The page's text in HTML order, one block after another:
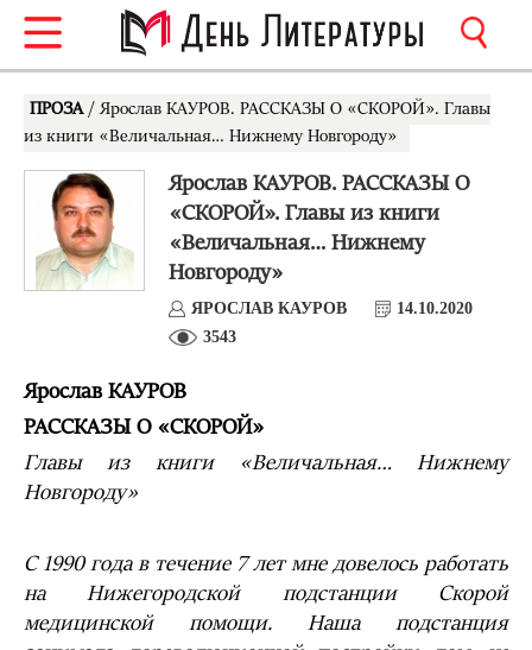
ПРОЗА / Ярослав КАУРОВ. РАССКАЗЫ О «СКОРОЙ». Главы
из книги «Величальная… Нижнему Новгороду»
Ярослав КАУРОВ. РАССКАЗЫ О
«СКОРОЙ». Главы из книги
«Величальная… Нижнему
Новгороду»
ЯРОСЛАВ КАУРОВ
14.10.2020
3543
Ярослав КАУРОВ
РАССКАЗЫ О «СКОРОЙ»
Главы из книги «Величальная… Нижнему
Новгороду»
С 1990 года в течение 7 лет мне довелось работать
на Нижегородской подстанции Скорой
медицинской помощи. Наша подстанция